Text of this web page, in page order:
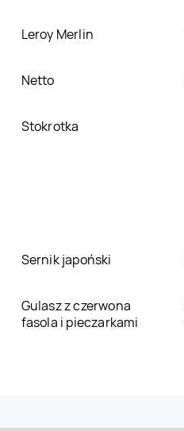
Leroy Merlin
Netto
Stokrotka
Sernik japoński
Gulasz z czerwona
fasola i pieczarkami